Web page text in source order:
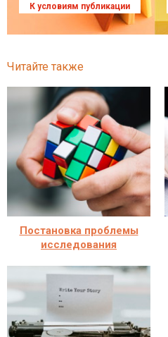
К условиям публикации
Читайте также
Постановка проблемы
исследования